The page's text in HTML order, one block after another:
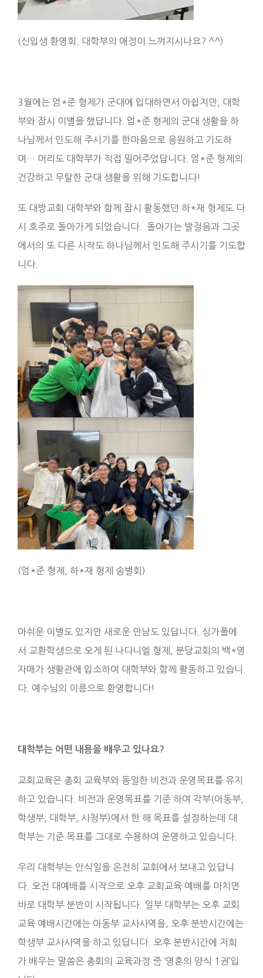
(신입생 환영회. 대학부의 애정이 느껴지시나요? ^^)
3월에는 엄*준 형제가 군대에 입대하면서 아쉽지만, 대학
부와 잠시 이별을 했답니다. 엄*준 형제의 군대 생활을 하
나님께서 인도해 주시기를 한마음으로 응원하고 기도하
며… 머리도 대학부가 직접 밀어주었답니다. 엄*준 형제의
건강하고 무탈한 군대 생활을 위해 기도합니다!
또 대방교회 대학부와 함께 잠시 활동했던 하*재 형제도 다
시 호주로 돌아가게 되었습니다. 돌아가는 발걸음과 그곳
에서의 또 다른 시작도 하나님께서 인도해 주시기를 기도합
니다.
(엄*준 형제, 하*재 형제 송별회)
아쉬운 이별도 있지만 새로운 만남도 있답니다. 싱가폴에
서 교환학생으로 오게 된 나다니엘 형제, 분당교회의 백*영
자매가 생활관에 입소하여 대학부와 함께 활동하고 있습니
다. 예수님의 이름으로 환영합니다!
대학부는 어떤 내용을 배우고 있나요?
교회교육은 총회 교육부와 동일한 비전과 운영목표를 유지
하고 있습니다. 비전과 운영목표를 기준 하여 각부(아동부,
학생부, 대학부, 사청부)에서 한 해 목표를 설정하는데 대
학부는 기준 목표를 그대로 수용하여 운영하고 있습니다.
우리 대학부는 안식일을 온전히 교회에서 보내고 있답니
다. 오전 대예배를 시작으로 오후 교회교육 예배를 마치면
바로 대학부 분반이 시작됩니다. 일부 대학부는 오후 교회
교육 예배시간에는 아동부 교사사역을, 오후 분반시간에는
학생부 교사사역을 하고 있답니다. 오후 분반시간에 저희
가 배우는 말씀은 총회의 교육과정 중 ‘영혼의 양식 1권’입